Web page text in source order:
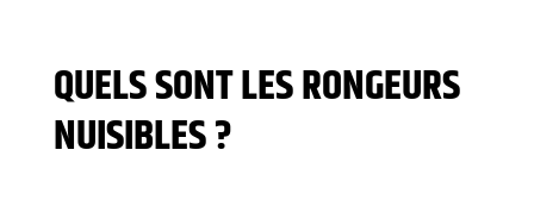
QUELS SONT LES RONGEURS
NUISIBLES ?